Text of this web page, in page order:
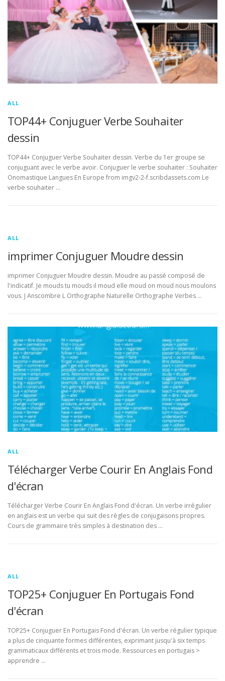
ALL
TOP44+ Conjuguer Verbe Souhaiter
dessin
TOP44+ Conjuguer Verbe Souhaiter dessin. Verbe du 1er groupe se
conjuguant avec le verbe avoir. Conjuguer le verbe souhaiter : Souhaiter
Onomastique Langues En Europe from imgv2-2-f.scribdassets.com Le
verbe souhaiter …
ALL
imprimer Conjuguer Moudre dessin
imprimer Conjuguer Moudre dessin. Moudre au passé composé de
l'indicatif. Je mouds tu mouds il moud elle moud on moud nous moulons
vous. J Anscombre L Orthographe Naturelle Orthographe Verbes …
ALL
Télécharger Verbe Courir En Anglais Fond
d'écran
Télécharger Verbe Courir En Anglais Fond d'écran. Un verbe irrégulier
en anglais est un verbe qui suit des règles de conjugaisons propres.
Cours de grammaire très simples à destination des …
ALL
TOP25+ Conjuguer En Portugais Fond
d'écran
TOP25+ Conjuguer En Portugais Fond d'écran. Un verbe régulier typique
a plus de cinquante formes différentes, exprimant jusqu'à six temps
grammaticaux différents et trois mode. Ressources en portugais >
apprendre …